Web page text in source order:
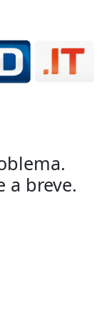
a breve.